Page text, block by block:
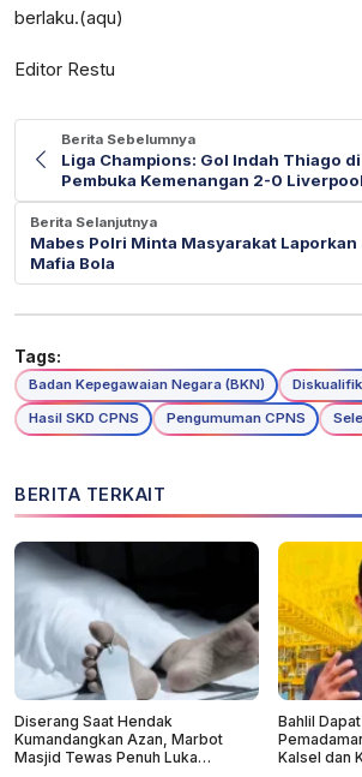
berlaku.(aqu)
Editor Restu
Berita Sebelumnya
Liga Champions: Gol Indah Thiago
Pembuka Kemenangan 2-0
Berita Selanjutnya
Mabes Polri Minta Masyarakat Laporkan
Mafia Bola
Tags:
Badan Kepegawaian Negara (BKN)
Hasil SKD CPNS
Pengumuman CPNS
BERITA TERKAIT
Diserang Saat Hendak
Kumandangkan Azan, Marbot
Masjid Tewas Penuh Luka
Bahlil
Kalsel dan